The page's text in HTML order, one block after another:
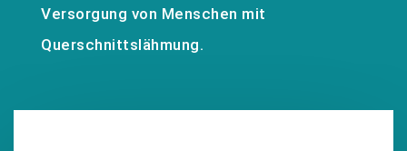
Versorgung von Menschen mit
Querschnittslähmung.